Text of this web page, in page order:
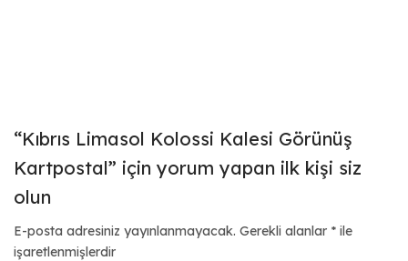
“Kıbrıs Limasol Kolossi Kalesi Görünüş
Kartpostal” için yorum yapan ilk kişi siz
olun
E-posta adresiniz yayınlanmayacak. Gerekli alanlar * ile
işaretlenmişlerdir